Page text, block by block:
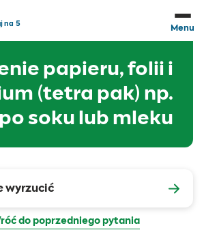
na 5
Menu
papieru, folii i
(tetra pak) np.
soku lub mleku
wyrzucić
do poprzedniego pytania